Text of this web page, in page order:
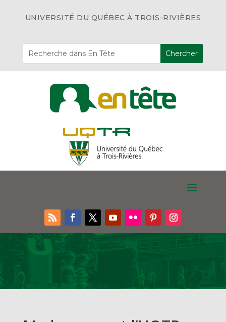
UNIVERSITÉ DU QUÉBEC À TROIS-RIVIÈRES